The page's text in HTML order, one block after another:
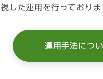
視した運用を行っておりま
運用手法につ